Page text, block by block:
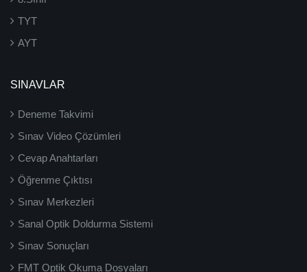
TYT
AYT
SINAVLAR
Deneme Takvimi
Sınav Video Çözümleri
Cevap Anahtarları
Öğrenme Çıktısı
Sınav Merkezleri
Sanal Optik Doldurma Sistemi
Sınav Sonuçları
FMT Optik Okuma Dosyaları